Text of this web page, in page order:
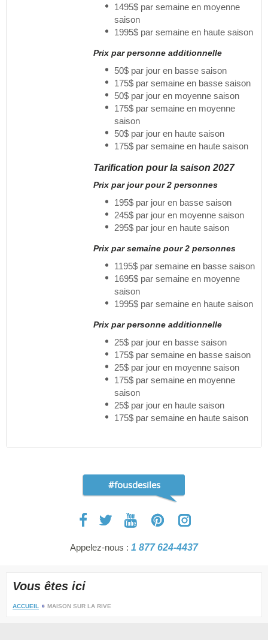
1495$ par semaine en moyenne
saison
1995$ par semaine en haute saison
Prix par personne additionnelle
50$ par jour en basse saison
175$ par semaine en basse saison
50$ par jour en moyenne saison
175$ par semaine en moyenne
saison
50$ par jour en haute saison
175$ par semaine en haute saison
Tarification pour la saison 2027
Prix par jour pour 2 personnes
195$ par jour en basse saison
245$ par jour en moyenne saison
295$ par jour en haute saison
Prix par semaine pour 2 personnes
1195$ par semaine en basse saison
1695$ par semaine en moyenne
saison
1995$ par semaine en haute saison
Prix par personne additionnelle
25$ par jour en basse saison
175$ par semaine en basse saison
25$ par jour en moyenne saison
175$ par semaine en moyenne
saison
25$ par jour en haute saison
175$ par semaine en haute saison
#fousdesiles
Appelez-nous : 1 877 624-4437
Vous êtes ici
ACCUEIL MAISON SUR LA RIVE